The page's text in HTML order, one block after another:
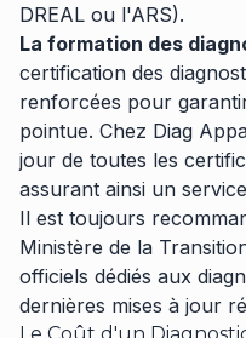
DREAL ou l'ARS).
La formation des
certification des
renforcées pour
pointue. Chez Diag
jour de toutes les
assurant ainsi un
Il est toujours
Ministère de la
officiels dédiés aux
dernières mises à jour